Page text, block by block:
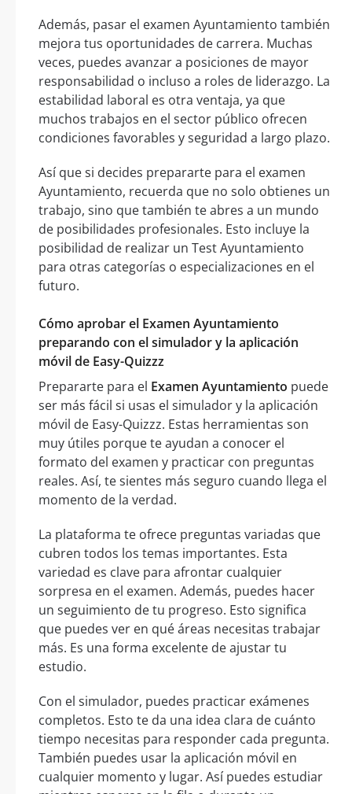
Además, pasar el examen Ayuntamiento también
mejora tus oportunidades de carrera. Muchas
veces, puedes avanzar a posiciones de mayor
responsabilidad o incluso a roles de liderazgo. La
estabilidad laboral es otra ventaja, ya que
muchos trabajos en el sector público ofrecen
condiciones favorables y seguridad a largo plazo.
Así que si decides prepararte para el examen
Ayuntamiento, recuerda que no solo obtienes un
trabajo, sino que también te abres a un mundo
de posibilidades profesionales. Esto incluye la
posibilidad de realizar un Test Ayuntamiento
para otras categorías o especializaciones en el
futuro.
Cómo aprobar el Examen Ayuntamiento
preparando con el simulador y la aplicación
móvil de Easy-Quizzz
Prepararte para el Examen Ayuntamiento puede
ser más fácil si usas el simulador y la aplicación
móvil de Easy-Quizzz. Estas herramientas son
muy útiles porque te ayudan a conocer el
formato del examen y practicar con preguntas
reales. Así, te sientes más seguro cuando llega el
momento de la verdad.
La plataforma te ofrece preguntas variadas que
cubren todos los temas importantes. Esta
variedad es clave para afrontar cualquier
sorpresa en el examen. Además, puedes hacer
un seguimiento de tu progreso. Esto significa
que puedes ver en qué áreas necesitas trabajar
más. Es una forma excelente de ajustar tu
estudio.
Con el simulador, puedes practicar exámenes
completos. Esto te da una idea clara de cuánto
tiempo necesitas para responder cada pregunta.
También puedes usar la aplicación móvil en
cualquier momento y lugar. Así puedes estudiar